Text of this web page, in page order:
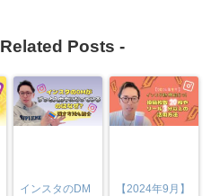
Related Posts -
インスタのDM
【2024年9月】